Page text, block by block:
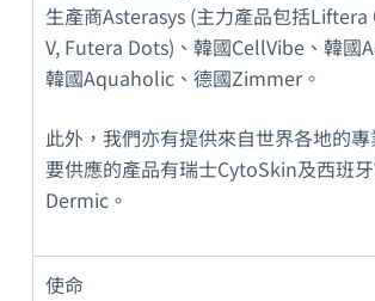
生產商Asterasys (主力產品包括
V, Futera Dots)、韓國CellVibe、韓國
韓國Aquaholic、德國Zimmer。
此外，我們亦有提供來自世界各地的
要供應的產品有瑞士CytoSkin及西班
Dermic。
使命